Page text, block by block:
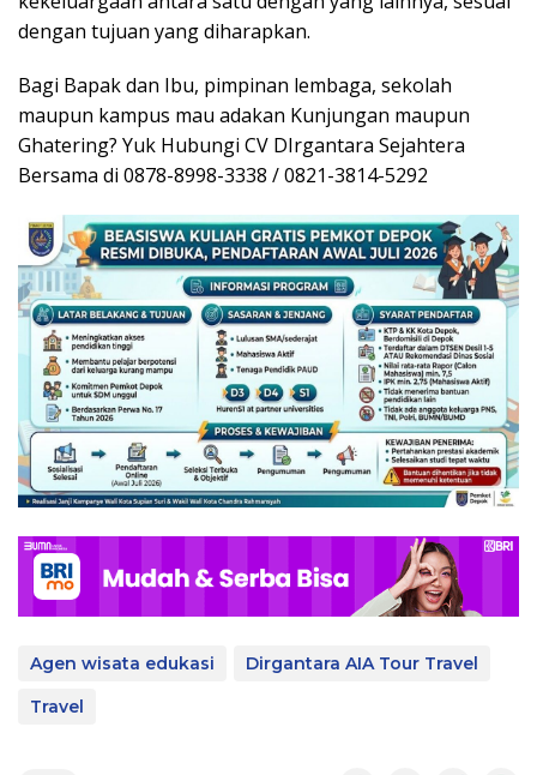
dengan tujuan yang diharapkan.
Bagi Bapak dan Ibu, pimpinan lembaga, sekolah
maupun kampus mau adakan Kunjungan maupun
Ghatering? Yuk Hubungi CV DIrgantara Sejahtera
Bersama di 0878-8998-3338 / 0821-3814-5292
Agen wisata edukasi
Dirgantara AIA Tour Travel
Travel